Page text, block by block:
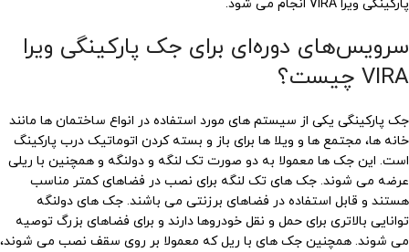
پارکینگی ویرا VIRA انجام می شود.
سرویس‌های دوره‌ای برای جک پارکینگی ویرا
VIRA چیست؟
جک پارکینگی یکی از سیستم های مورد استفاده در انواع ساختمان ها مانند
خانه ها، مجتمع ها و ویلا ها برای باز و بسته کردن اتوماتیک درب پارکینگ
است. این جک ها معمولا به دو صورت تک لنگه و دولنگه و همچنین با ریلی
عرضه می شوند. جک های تک لنگه برای نصب در فضاهای کمتر مناسب
هستند و قابل استفاده در فضاهای برزنتی می باشند. جک های دولنگه
توانایی بالاتری برای حمل و نقل خودروها دارند و برای فضاهای بزرگ توصیه
می شوند. همچنین جک های با ریل که معمولا بر روی سقف نصب می شوند،